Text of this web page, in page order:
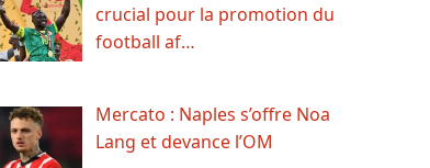
crucial pour la promotion du
football af…
Mercato : Naples s’offre Noa
Lang et devance l’OM